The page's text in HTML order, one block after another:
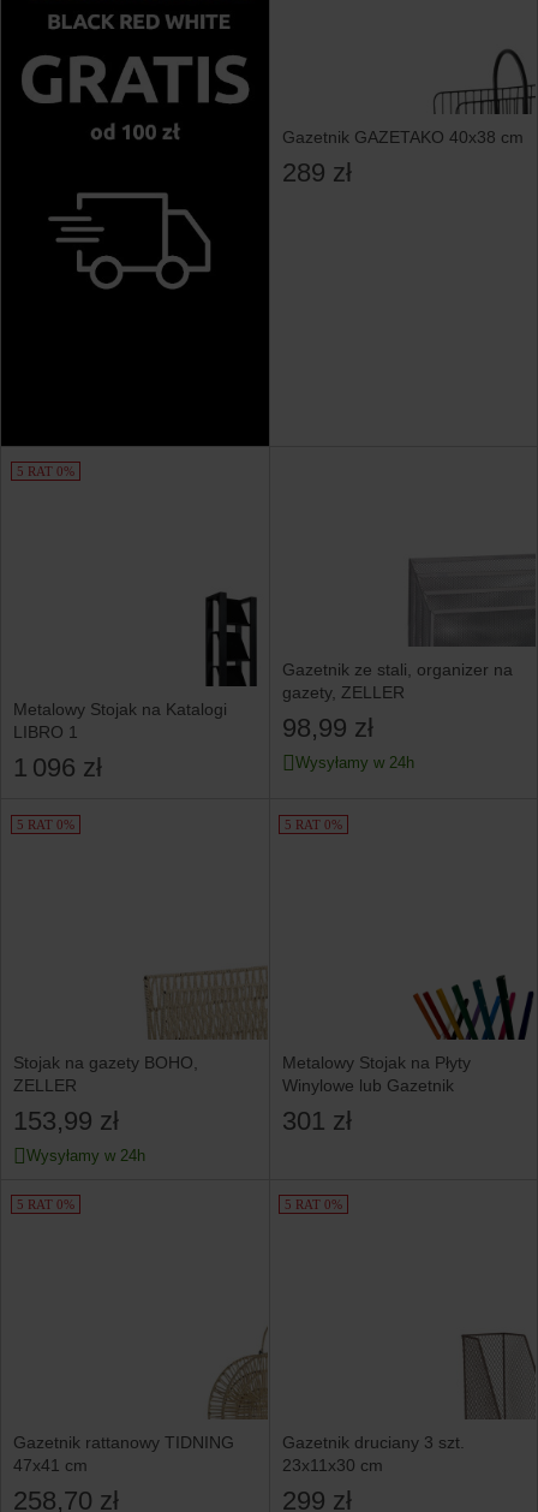
Gazetnik GAZETAKO 40x38 cm
289 zł
5 RAT 0%
Metalowy Stojak na Katalogi
LIBRO 1
1 096 zł
Gazetnik ze stali, organizer na
gazety, ZELLER
98,99 zł
Wysyłamy w 24h
5 RAT 0%
Stojak na gazety BOHO,
ZELLER
153,99 zł
Wysyłamy w 24h
5 RAT 0%
Metalowy Stojak na Płyty
Winylowe lub Gazetnik
301 zł
5 RAT 0%
Gazetnik rattanowy TIDNING
47x41 cm
258,70 zł
5 RAT 0%
Gazetnik druciany 3 szt.
23x11x30 cm
299 zł